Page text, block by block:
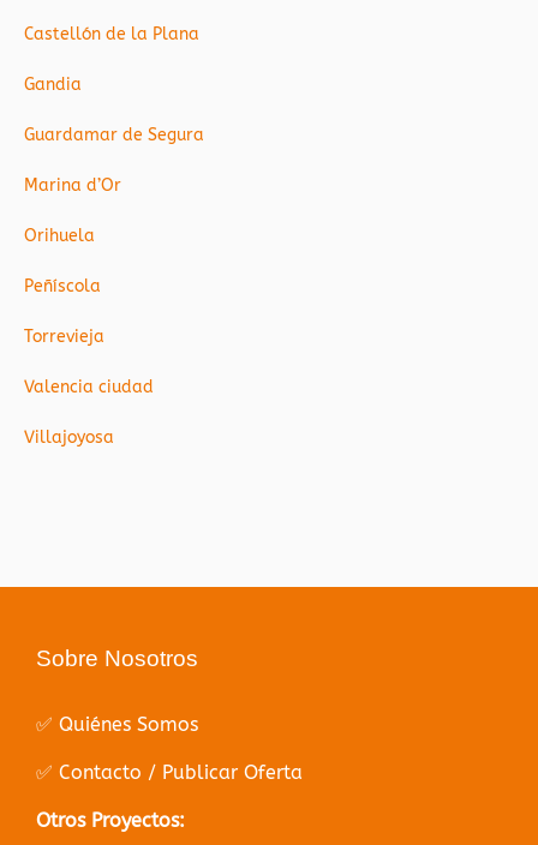
Castellón de la Plana
Gandia
Guardamar de Segura
Marina d’Or
Orihuela
Peñíscola
Torrevieja
Valencia ciudad
Villajoyosa
Sobre Nosotros
✅ Quiénes Somos
✅ Contacto / Publicar Oferta
Otros Proyectos: